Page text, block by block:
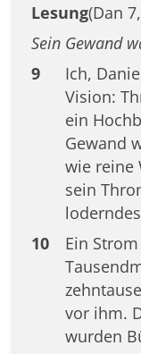
Lesung(Dan
Sein Gewand
9
Ich,
Vision:
ein
Gewand
wie reine
sein
10
Ein
vor ihm.
wurden